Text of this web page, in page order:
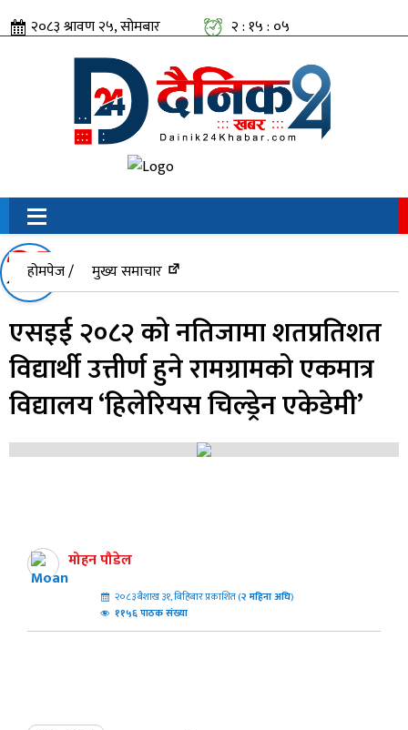
२०८३ श्रावण २५, सोमबार
२ : १५ : ०५
सामाजिक संजालतिर:
होमपेज / मुख्य समाचार
एसइई २०८२ को नतिजामा शतप्रतिशत
विद्यार्थी उत्तीर्ण हुने रामग्रामको एकमात्र
विद्यालय ‘हिलेरियस चिल्ड्रेन एकेडेमी’
मोहन पौडेल
२०८३ बैशाख ३१, बिहिबार प्रकाशित (२ महिना अघि)
११५६ पाठक संख्या